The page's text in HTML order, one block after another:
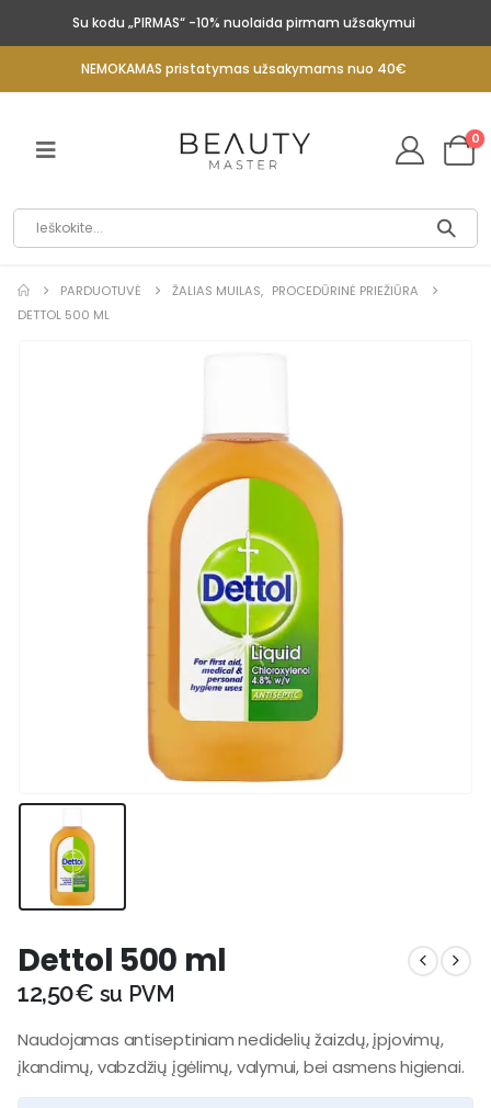
Su kodu „PIRMAS“ -10% nuolaida pirmam užsakymui
NEMOKAMAS pristatymas užsakymams nuo 40€
0
PARDUOTUVĖ ŽALIAS MUILAS, PROCEDŪRINĖ PRIEŽIŪRA
DETTOL 500 ML
Dettol 500 ml
12,50€ su PVM
Naudojamas antiseptiniam nedidelių žaizdų, įpjovimų,
įkandimų, vabzdžių įgėlimų, valymui, bei asmens higienai.